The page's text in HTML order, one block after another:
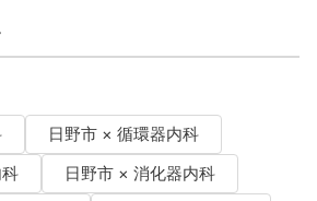
日野市 × 循環器内科
日野市 × 消化器内科